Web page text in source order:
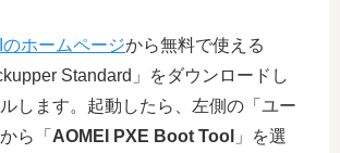
ホームページから無料で使える
Standard」をダウンロードし
します。起動したら、左側の「ユー
ら「 AOMEI PXE Boot Tool 」を選